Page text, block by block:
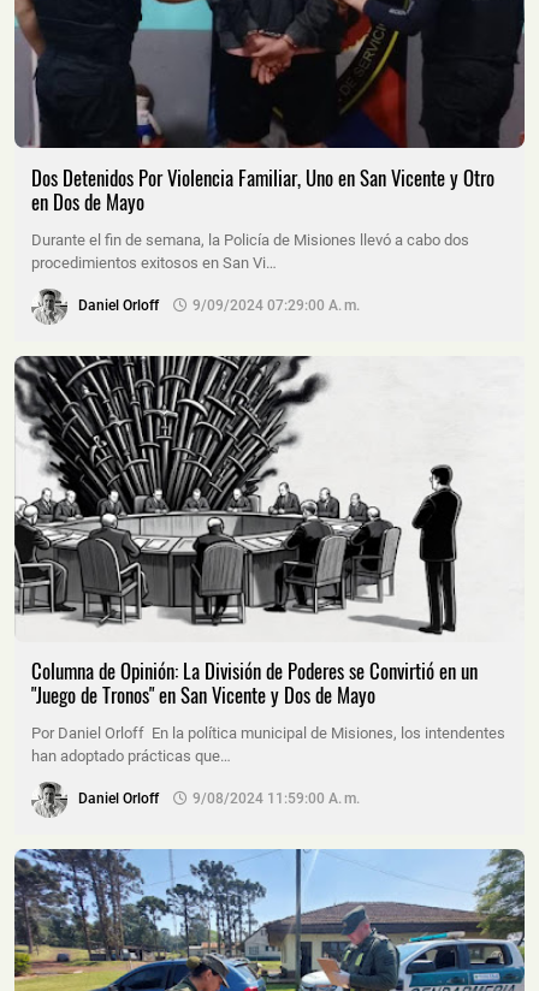
Dos Detenidos Por Violencia Familiar, Uno en San Vicente y Otro
en Dos de Mayo
Durante el fin de semana, la Policía de Misiones llevó a cabo dos
procedimientos exitosos en San Vi…
Daniel Orloff 9/09/2024 07:29:00 A. M.
Columna de Opinión: La División de Poderes se Convirtió en un
"Juego de Tronos" en San Vicente y Dos de Mayo
Por Daniel Orloff En la política municipal de Misiones, los intendentes
han adoptado prácticas que…
Daniel Orloff 9/08/2024 11:59:00 A. M.